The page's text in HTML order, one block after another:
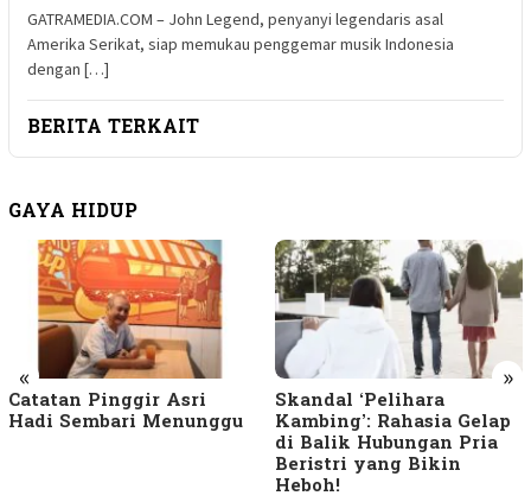
GATRAMEDIA.COM – John Legend, penyanyi legendaris asal
Amerika Serikat, siap memukau penggemar musik Indonesia
dengan […]
BERITA TERKAIT
GAYA HIDUP
« »
Catatan Pinggir Asri
Hadi Sembari Menunggu
Skandal ‘Pelihara
Kambing’: Rahasia Gelap
di Balik Hubungan Pria
Beristri yang Bikin
Heboh!